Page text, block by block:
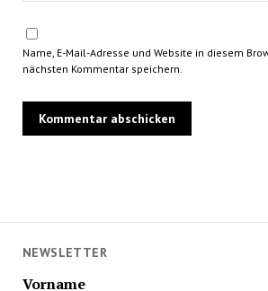
NEWSLETTER
Vorname
Name, E-Mail-Adresse und Website in diesem
nächsten Kommentar speichern.